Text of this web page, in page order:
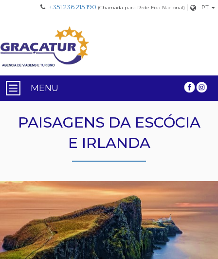
+351 236 215 190 (Chamada para Rede Fixa Nacional) | PT
MENU
PAISAGENS DA ESCÓCIA
E IRLANDA